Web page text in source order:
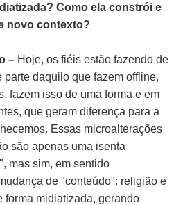
Como ela constrói e
novo contexto?
– Hoje, os fiéis estão fazendo de
parte daquilo que fazem offline,
fazem isso de uma forma e em
que geram diferença para a
Essas microalterações
são apenas uma isenta
mas sim, em sentido
de "conteúdo": religião e
forma midiatizada, gerando